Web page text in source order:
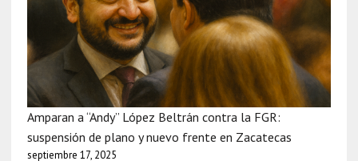
Amparan a “Andy” López Beltrán contra la FGR:
suspensión de plano y nuevo frente en Zacatecas
septiembre 17, 2025